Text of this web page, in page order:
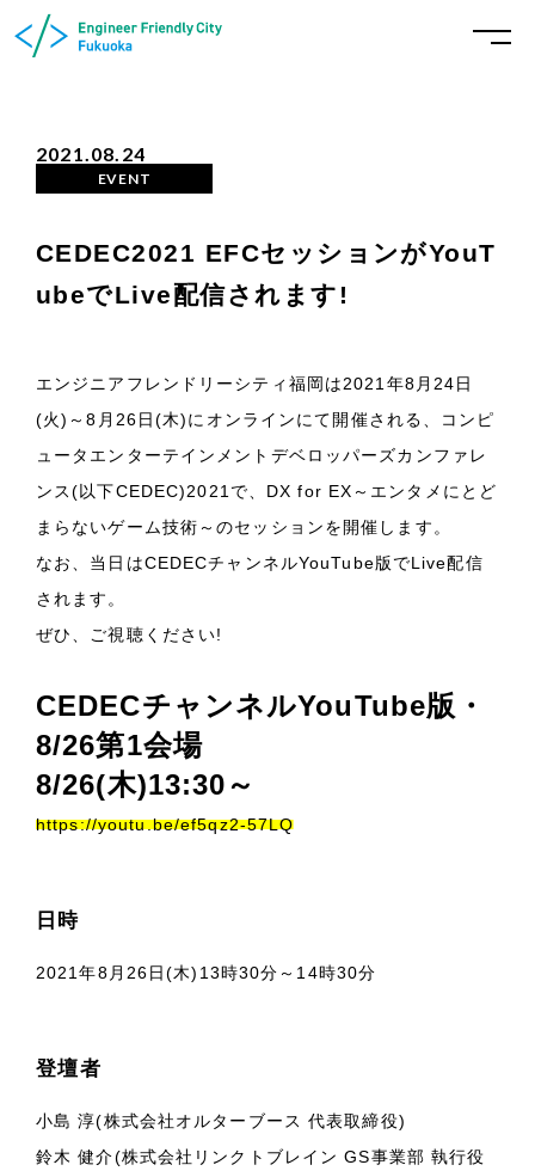
2021.08.24
EVENT
CEDEC2021 EFCセッションがYouT
ubeでLive配信されます!
エンジニアフレンドリーシティ福岡は2021年8月24日
(火)～8月26日(木)にオンラインにて開催される、コンピ
ュータエンターテインメントデベロッパーズカンファレ
ンス(以下CEDEC)2021で、DX for EX～エンタメにとど
まらないゲーム技術～のセッションを開催します。
なお、当日はCEDECチャンネルYouTube版でLive配信
されます。
ぜひ、ご視聴ください!
CEDECチャンネルYouTube版・
8/26第1会場
8/26(木)13:30～
https://youtu.be/ef5qz2-57LQ
日時
2021年8月26日(木)13時30分～14時30分
登壇者
小島 淳(株式会社オルターブース 代表取締役)
鈴木 健介(株式会社リンクトブレイン GS事業部 執行役